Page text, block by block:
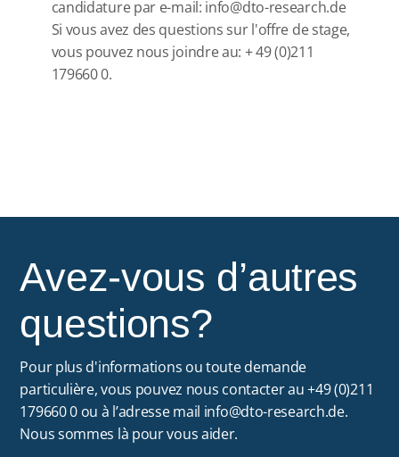
candidature par e-mail: info@dto-research.de
Si vous avez des questions sur l'offre de stage,
vous pouvez nous joindre au: + 49 (0)211
179660 0.
Avez-vous d’autres
questions?
Pour plus d'informations ou toute demande
particulière, vous pouvez nous contacter au +49 (0)211
179660 0 ou à l’adresse mail info@dto-research.de.
Nous sommes là pour vous aider.